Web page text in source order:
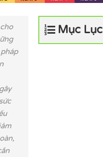
Mục Lục